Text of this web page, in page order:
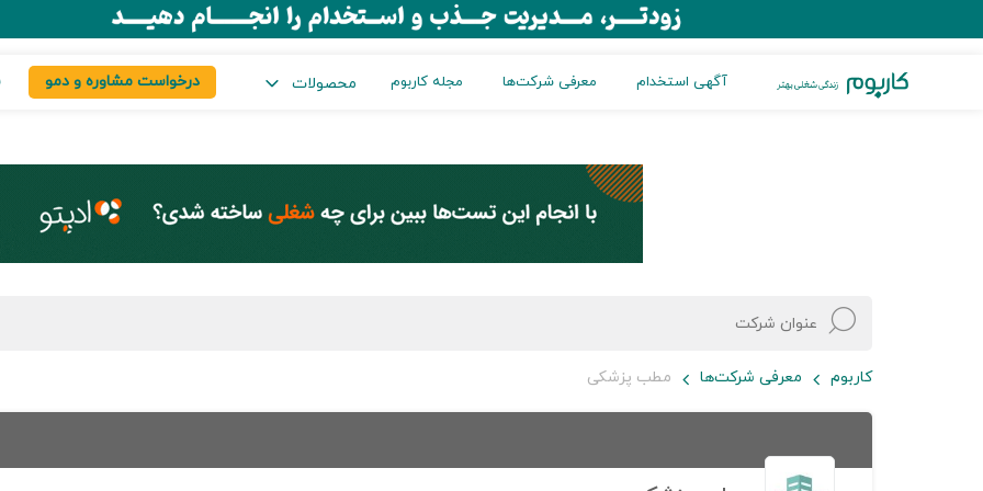
آگهی استخدام معرفی شرکت‌ها مجله کاربوم محصولات درخواست مشاوره و دمو
کاربوم معرفی شرکت‌ها مطب پزشکی